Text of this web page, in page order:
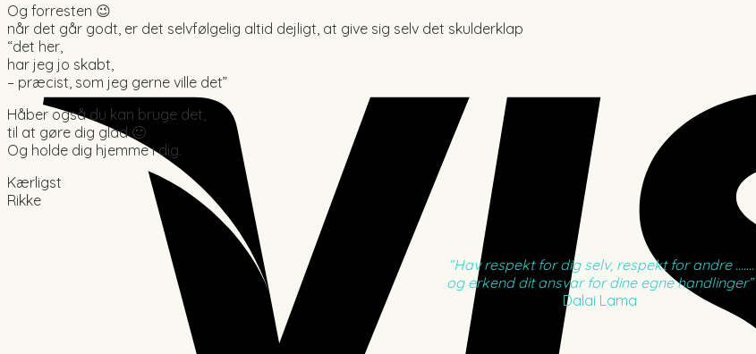
Og forresten 😉
når det går godt, er det selvfølgelig altid dejligt, at give sig selv det skulderklap
“det her,
har jeg jo skabt,
– præcist, som jeg gerne ville det”
Håber også du kan bruge det,
til at gøre dig glad 🙂
Og holde dig hjemme i dig.
Kærligst
Rikke
“Hav respekt for dig selv, respekt for andre …….
og erkend dit ansvar for dine egne handlinger”
Dalai Lama